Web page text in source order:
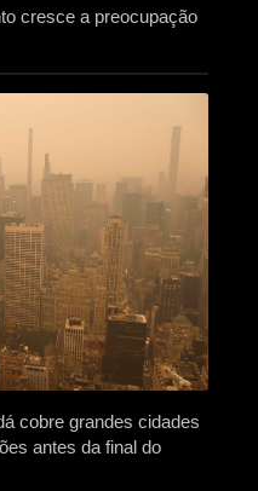
cresce a preocupação
cobre grandes cidades
antes da final do